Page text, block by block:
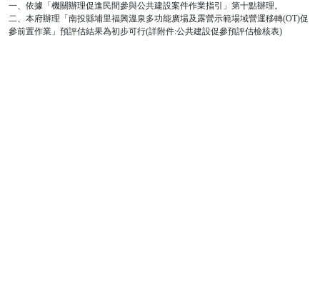
一、依據「機關辦理促進民間參與公共建設案件作業指引」第十點辦理。
二、本府辦理「南投縣埔里福興溫泉多功能廣場及露營示範場域營運移轉(OT)促
參前置作業」預評估結果為初步可行(詳附件:公共建設促參預評估檢核表)